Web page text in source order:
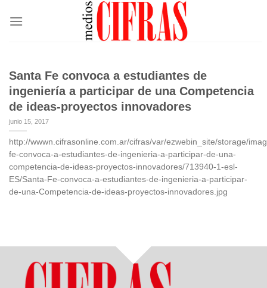
Santa Fe convoca a estudiantes de
ingeniería a participar de una Competencia
de ideas-proyectos innovadores
junio 15, 2017
http://wwwn.cifrasonline.com.ar/cifras/var/ezwebin_site/storage/
fe-convoca-a-estudiantes-de-ingenieria-a-participar-de-una-
competencia-de-ideas-proyectos-innovadores/713940-1-esl-
ES/Santa-Fe-convoca-a-estudiantes-de-ingenieria-a-participar-
de-una-Competencia-de-ideas-proyectos-innovadores.jpg